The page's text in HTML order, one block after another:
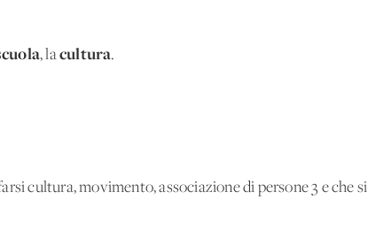
, lacultura.
cultura, movimento, associazione di persone 3 e che si